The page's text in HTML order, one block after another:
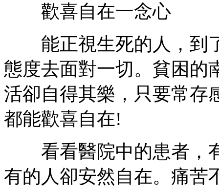
歡喜自在一念心
能正視生死的人，到
態度去面對一切。貧困的
活卻自得其樂，只要常存
都能歡喜自在!
看看醫院中的患者，
有的人卻安然自在。痛苦